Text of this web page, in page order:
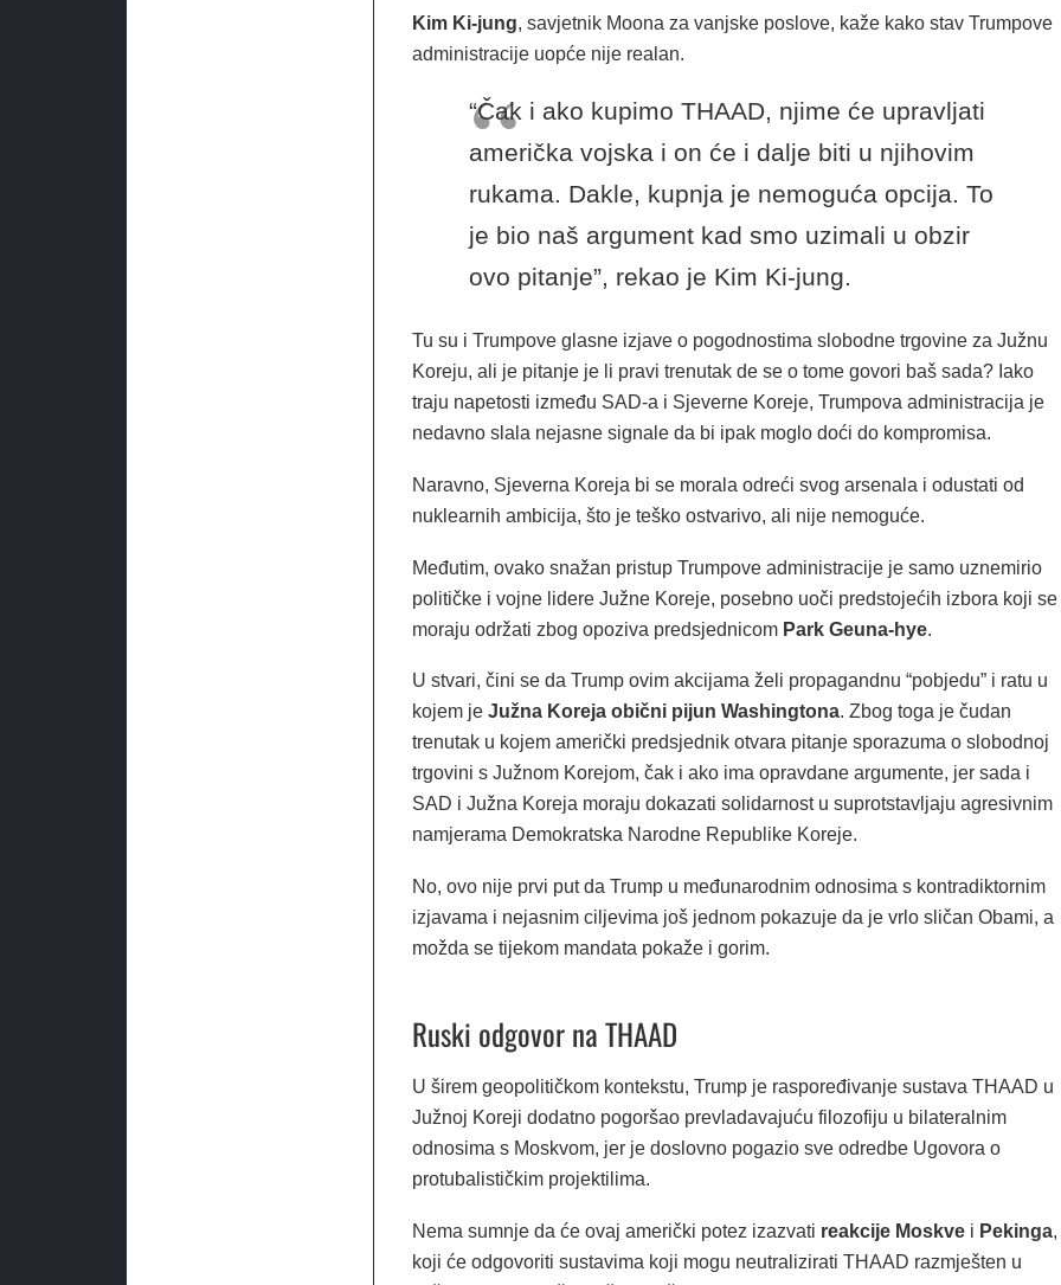
Kim Ki-jung, savjetnik Moona za vanjske poslove, kaže kako stav Trumpove
administracije uopće nije realan.
“Čak i ako kupimo THAAD, njime će upravljati
američka vojska i on će i dalje biti u njihovim
rukama. Dakle, kupnja je nemoguća opcija. To
je bio naš argument kad smo uzimali u obzir
ovo pitanje”, rekao je Kim Ki-jung.
Tu su i Trumpove glasne izjave o pogodnostima slobodne trgovine za Južnu
Koreju, ali je pitanje je li pravi trenutak de se o tome govori baš sada? Iako
traju napetosti između SAD-a i Sjeverne Koreje, Trumpova administracija je
nedavno slala nejasne signale da bi ipak moglo doći do kompromisa.
Naravno, Sjeverna Koreja bi se morala odreći svog arsenala i odustati od
nuklearnih ambicija, što je teško ostvarivo, ali nije nemoguće.
Međutim, ovako snažan pristup Trumpove administracije je samo uznemirio
političke i vojne lidere Južne Koreje, posebno uoči predstojećih izbora koji se
moraju održati zbog opoziva predsjednicom Park Geuna-hye.
U stvari, čini se da Trump ovim akcijama želi propagandnu “pobjedu” i ratu u
kojem je Južna Koreja obični pijun Washingtona. Zbog toga je čudan
trenutak u kojem američki predsjednik otvara pitanje sporazuma o slobodnoj
trgovini s Južnom Korejom, čak i ako ima opravdane argumente, jer sada i
SAD i Južna Koreja moraju dokazati solidarnost u suprotstavljaju agresivnim
namjerama Demokratska Narodne Republike Koreje.
No, ovo nije prvi put da Trump u međunarodnim odnosima s kontradiktornim
izjavama i nejasnim ciljevima još jednom pokazuje da je vrlo sličan Obami, a
možda se tijekom mandata pokaže i gorim.
Ruski odgovor na THAAD
U širem geopolitičkom kontekstu, Trump je raspoređivanje sustava THAAD u
Južnoj Koreji dodatno pogoršao prevladavajuću filozofiju u bilateralnim
odnosima s Moskvom, jer je doslovno pogazio sve odredbe Ugovora o
protubalističkim projektilima.
Nema sumnje da će ovaj američki potez izazvati reakcije Moskvei Pekinga,
koji će odgovoriti sustavima koji mogu neutralizirati THAAD razmješten u